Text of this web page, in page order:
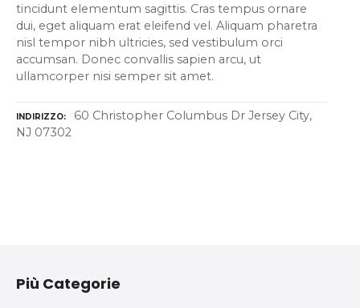
tincidunt elementum sagittis. Cras tempus ornare
dui, eget aliquam erat eleifend vel. Aliquam pharetra
nisl tempor nibh ultricies, sed vestibulum orci
accumsan. Donec convallis sapien arcu, ut
ullamcorper nisi semper sit amet.
INDIRIZZO
60 Christopher Columbus Dr Jersey City,
NJ 07302
a
Più Categorie